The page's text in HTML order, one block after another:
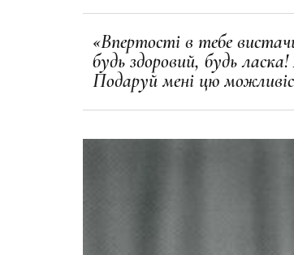
«Впертості в тебе
будь здоровий, будь
Подаруй мені цю